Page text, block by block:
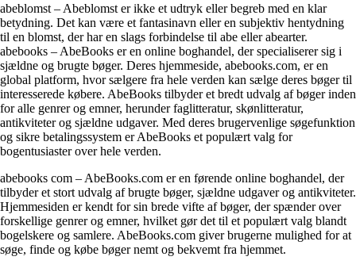
abeblomst – Abeblomst er ikke et udtryk eller begreb med en klar
betydning. Det kan være et fantasinavn eller en subjektiv hentydning
til en blomst, der har en slags forbindelse til abe eller abearter.
abebooks – AbeBooks er en online boghandel, der specialiserer sig i
sjældne og brugte bøger. Deres hjemmeside, abebooks.com, er en
global platform, hvor sælgere fra hele verden kan sælge deres bøger til
interesserede købere. AbeBooks tilbyder et bredt udvalg af bøger inden
for alle genrer og emner, herunder faglitteratur, skønlitteratur,
antikviteter og sjældne udgaver. Med deres brugervenlige søgefunktion
og sikre betalingssystem er AbeBooks et populært valg for
bogentusiaster over hele verden.
abebooks com – AbeBooks.com er en førende online boghandel, der
tilbyder et stort udvalg af brugte bøger, sjældne udgaver og antikviteter.
Hjemmesiden er kendt for sin brede vifte af bøger, der spænder over
forskellige genrer og emner, hvilket gør det til et populært valg blandt
bogelskere og samlere. AbeBooks.com giver brugerne mulighed for at
søge, finde og købe bøger nemt og bekvemt fra hjemmet.